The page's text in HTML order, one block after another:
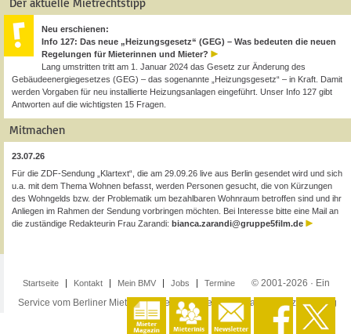
Neu erschienen:
Info 127: Das neue „Heizungsgesetz“ (GEG) – Was bedeuten die neuen
Regelungen für Mieterinnen und Mieter?
Lang umstritten tritt am 1. Januar 2024 das Gesetz zur Änderung des
Gebäudeenergiegesetzes (GEG) – das sogenannte „Heizungsgesetz“ – in Kraft. Damit
werden Vorgaben für neu installierte Heizungsanlagen eingeführt. Unser Info 127 gibt
Antworten auf die wichtigsten 15 Fragen.
Mitmachen
23.07.26
Für die ZDF-Sendung „Klartext“, die am 29.09.26 live aus Berlin gesendet wird und sich
u.a. mit dem Thema Wohnen befasst, werden Personen gesucht, die von Kürzungen
des Wohngelds bzw. der Problematik um bezahlbaren Wohnraum betroffen sind und ihr
Anliegen im Rahmen der Sendung vorbringen möchten. Bei Interesse bitte eine Mail an
die zuständige Redakteurin Frau Zarandi: bianca.zarandi@gruppe5film.de
Startseite Kontakt Mein BMV Jobs Termine
© 2001-2026 · Ein
Service vom Berliner Mieterverein e.V. · Impressum·Datenschutzerklärung